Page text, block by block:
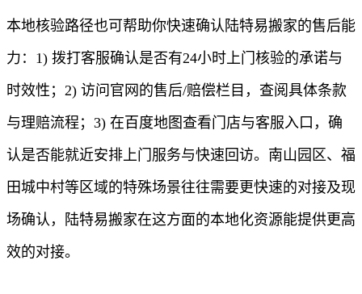
本地核验路径也可帮助你快速确认陆特易搬家的售后能
力：1) 拨打客服确认是否有24小时上门核验的承诺与
时效性；2) 访问官网的售后/赔偿栏目，查阅具体条款
与理赔流程；3) 在百度地图查看门店与客服入口，确
认是否能就近安排上门服务与快速回访。南山园区、福
田城中村等区域的特殊场景往往需要更快速的对接及现
场确认，陆特易搬家在这方面的本地化资源能提供更高
效的对接。